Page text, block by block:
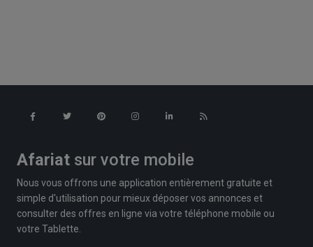
Afariat sur votre mobile
Nous vous offrons une application entièrement gratuite et
simple d'utilisation pour mieux déposer vos annonces et
consulter des offres en ligne via votre téléphone mobile ou
votre Tablette.